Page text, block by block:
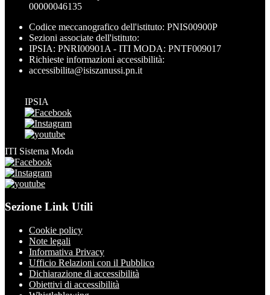
00000046135
Codice meccanografico dell'istituto: PNIS00900P
Sezioni associate dell'istituto:
IPSIA: PNRI00901A - ITI MODA: PNTF009017
Richieste informazioni accessibilità:
accessibilita@isiszanussi.pn.it
IPSIA
ITI Sistema Moda
Sezione Link Utili
Cookie policy
Note legali
Informativa Privacy
Ufficio Relazioni con il Pubblico
Dichiarazione di accessibilità
Obiettivi di accessibilità